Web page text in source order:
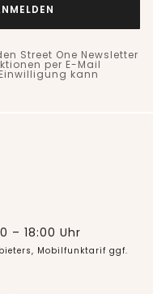
Street One Newsletter
per E-Mail
kann
– 18:00 Uhr
Mobilfunktarif ggf.